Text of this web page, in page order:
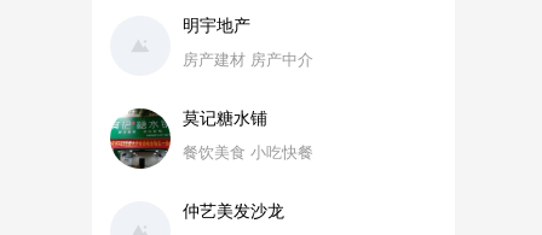
明宇地产
房产建材 房产中介
莫记糖水铺
餐饮美食 小吃快餐
仲艺美发沙龙